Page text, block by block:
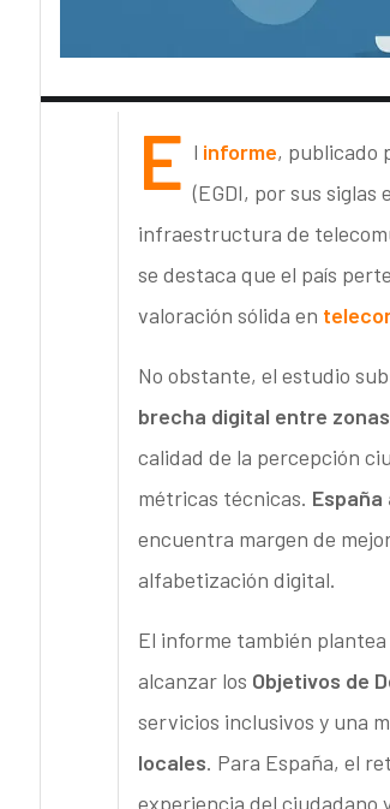
E l informe, publicado
(EGDI, por sus siglas
infraestructura de
se destaca que el país
valoración sólida en
No obstante, el estudio
brecha digital entre
calidad de la percepción
métricas técnicas.
encuentra margen de
alfabetización digital.
El informe también
alcanzar los Objetivos de
servicios inclusivos y una
locales. Para España, el
experiencia del ciudadano